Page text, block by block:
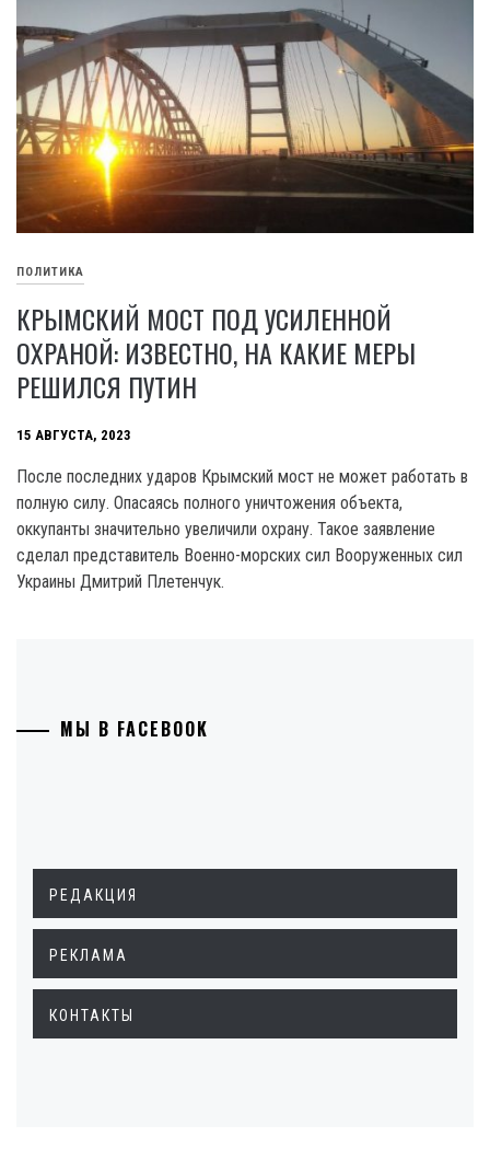
ПОЛИТИКА
КРЫМСКИЙ МОСТ ПОД УСИЛЕННОЙ
ОХРАНОЙ: ИЗВЕСТНО, НА КАКИЕ МЕРЫ
РЕШИЛСЯ ПУТИН
15 АВГУСТА, 2023
После последних ударов Крымский мост не может работать в
полную силу. Опасаясь полного уничтожения объекта,
оккупанты значительно увеличили охрану. Такое заявление
сделал представитель Военно-морских сил Вооруженных сил
Украины Дмитрий Плетенчук.
МЫ В FACEBOOK
РЕДАКЦИЯ
РЕКЛАМА
КОНТАКТЫ